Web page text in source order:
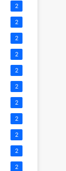
2
2
2
2
2
2
2
2
2
2
2